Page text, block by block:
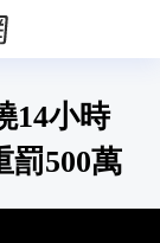
14小時
罰500萬